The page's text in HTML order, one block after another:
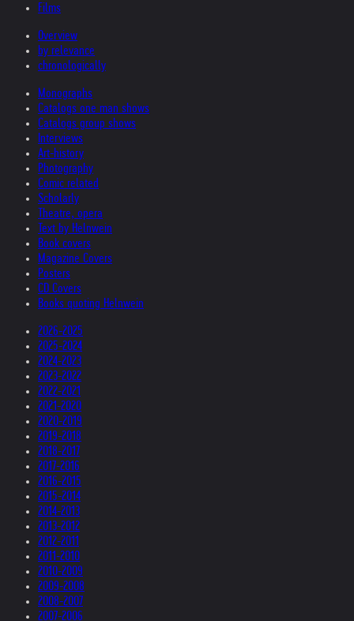
Films
Overview
by relevance
chronologically
Monographs
Catalogs one man shows
Catalogs group shows
Interviews
Art-history
Photography
Comic related
Scholarly
Theatre, opera
Text by Helnwein
Book covers
Magazine Covers
Posters
CD Covers
Books quoting Helnwein
2026-2025
2025-2024
2024-2023
2023-2022
2022-2021
2021-2020
2020-2019
2019-2018
2018-2017
2017-2016
2016-2015
2015-2014
2014-2013
2013-2012
2012-2011
2011-2010
2010-2009
2009-2008
2008-2007
2007-2006